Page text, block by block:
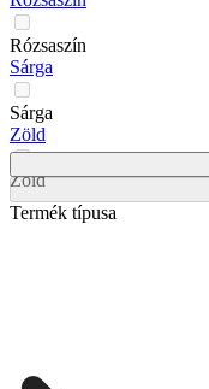
Rózsaszín
Sárga
Sárga
Zöld
Zöld
Termék típusa